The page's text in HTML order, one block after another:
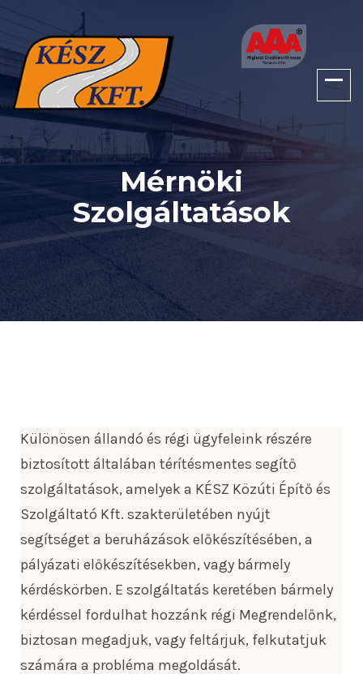
Mérnöki
Szolgáltatások
Különösen állandó és régi ügyfeleink részére
biztosított általában térítésmentes segítő
szolgáltatások, amelyek a KÉSZ Közúti Építő és
Szolgáltató Kft. szakterületében nyújt
segítséget a beruházások előkészítésében, a
pályázati előkészítésekben, vagy bármely
kérdéskörben. E szolgáltatás keretében bármely
kérdéssel fordulhat hozzánk régi Megrendelőnk,
biztosan megadjuk, vagy feltárjuk, felkutatjuk
számára a probléma megoldását.